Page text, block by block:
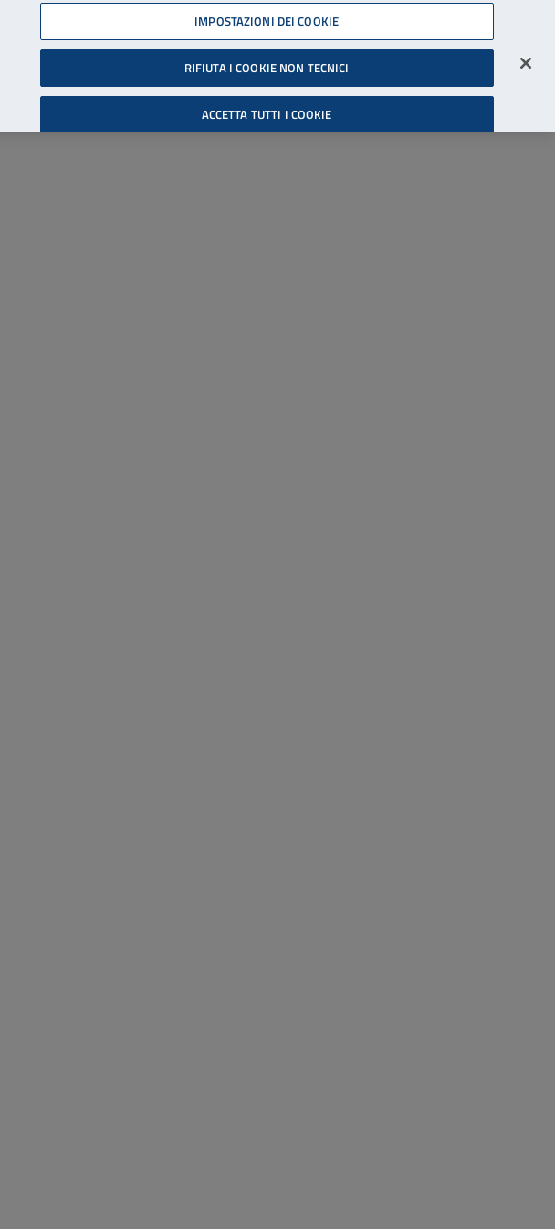
06 45539607
Accessibilità
Cerca
Accedi all'area riservata
IMPOSTAZIONI DEI COOKIE
RIFIUTA I COOKIE NON TECNICI
ACCETTA TUTTI I COOKIE